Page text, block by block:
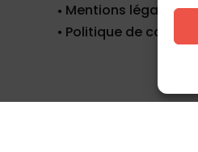
Mentions légales
Politique de